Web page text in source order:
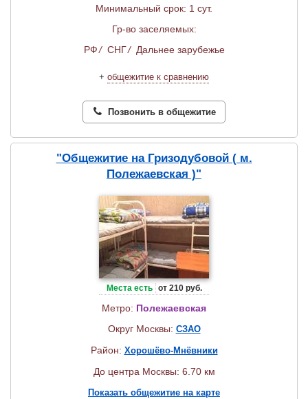
Минимальный срок: 1 сут.
Гр-во заселяемых:
РФ/ СНГ/ Дальнее зарубежье
+ общежитие к сравнению
Позвонить в общежитие
"Общежитие на Гризодубовой ( м.
Полежаевская )"
Места есть от 210 руб.
Метро: Полежаевская
Округ Москвы: СЗАО
Район: Хорошёво-Мнёвники
До центра Москвы: 6.70 км
Показать общежитие на карте